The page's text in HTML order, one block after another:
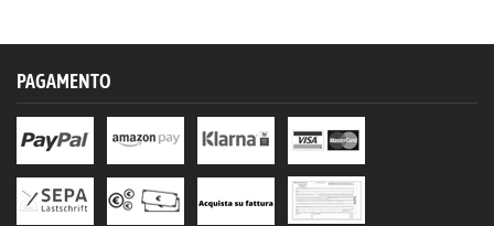
PAGAMENTO